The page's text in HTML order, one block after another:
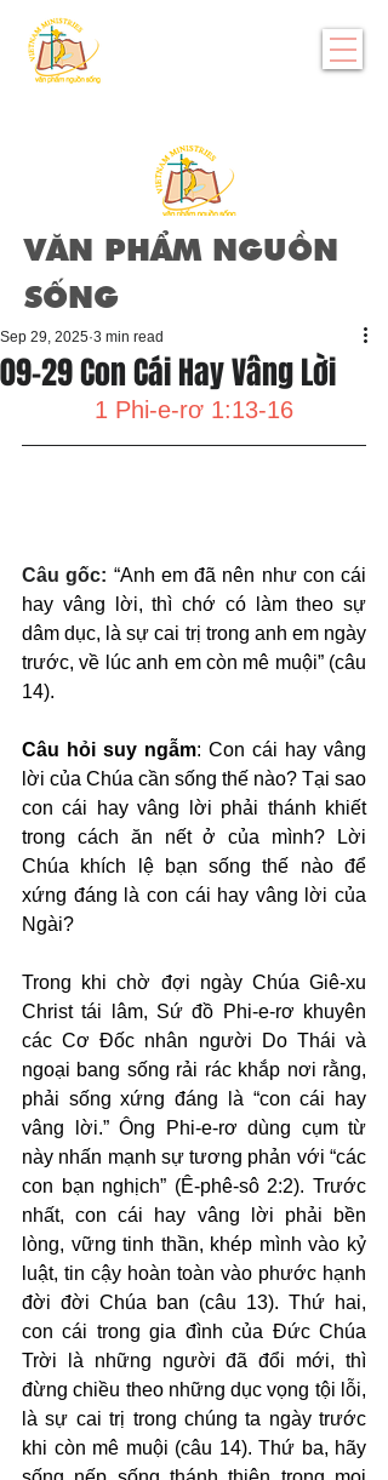
VĂN PHẨM NGUỒN
SỐNG
09-29 Con Cái Hay Vâng Lời
Sep 29, 2025 3 min read
1 Phi-e-rơ 1:13-16
Câu gốc: “Anh em đã nên như con cái
hay vâng lời, thì chớ có làm theo sự
dâm dục, là sự cai trị trong anh em ngày
trước, về lúc anh em còn mê muội” (câu
14).
Câu hỏi suy ngẫm: Con cái hay vâng
lời của Chúa cần sống thế nào? Tại sao
con cái hay vâng lời phải thánh khiết
trong cách ăn nết ở của mình? Lời
Chúa khích lệ bạn sống thế nào để
xứng đáng là con cái hay vâng lời của
Ngài?
Trong khi chờ đợi ngày Chúa Giê-xu
Christ tái lâm, Sứ đồ Phi-e-rơ khuyên
các Cơ Đốc nhân người Do Thái và
ngoại bang sống rải rác khắp nơi rằng,
phải sống xứng đáng là “con cái hay
vâng lời.” Ông Phi-e-rơ dùng cụm từ
này nhấn mạnh sự tương phản với “các
con bạn nghịch” (Ê-phê-sô 2:2). Trước
nhất, con cái hay vâng lời phải bền
lòng, vững tinh thần, khép mình vào kỷ
luật, tin cậy hoàn toàn vào phước hạnh
đời đời Chúa ban (câu 13). Thứ hai,
con cái trong gia đình của Đức Chúa
Trời là những người đã đổi mới, thì
đừng chiều theo những dục vọng tội lỗi,
là sự cai trị trong chúng ta ngày trước
khi còn mê muội (câu 14). Thứ ba, hãy